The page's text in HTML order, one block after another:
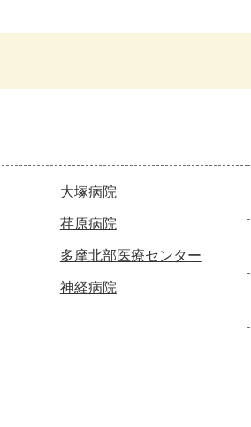
大塚病院
荏原病院
多摩北部医療センター
神経病院